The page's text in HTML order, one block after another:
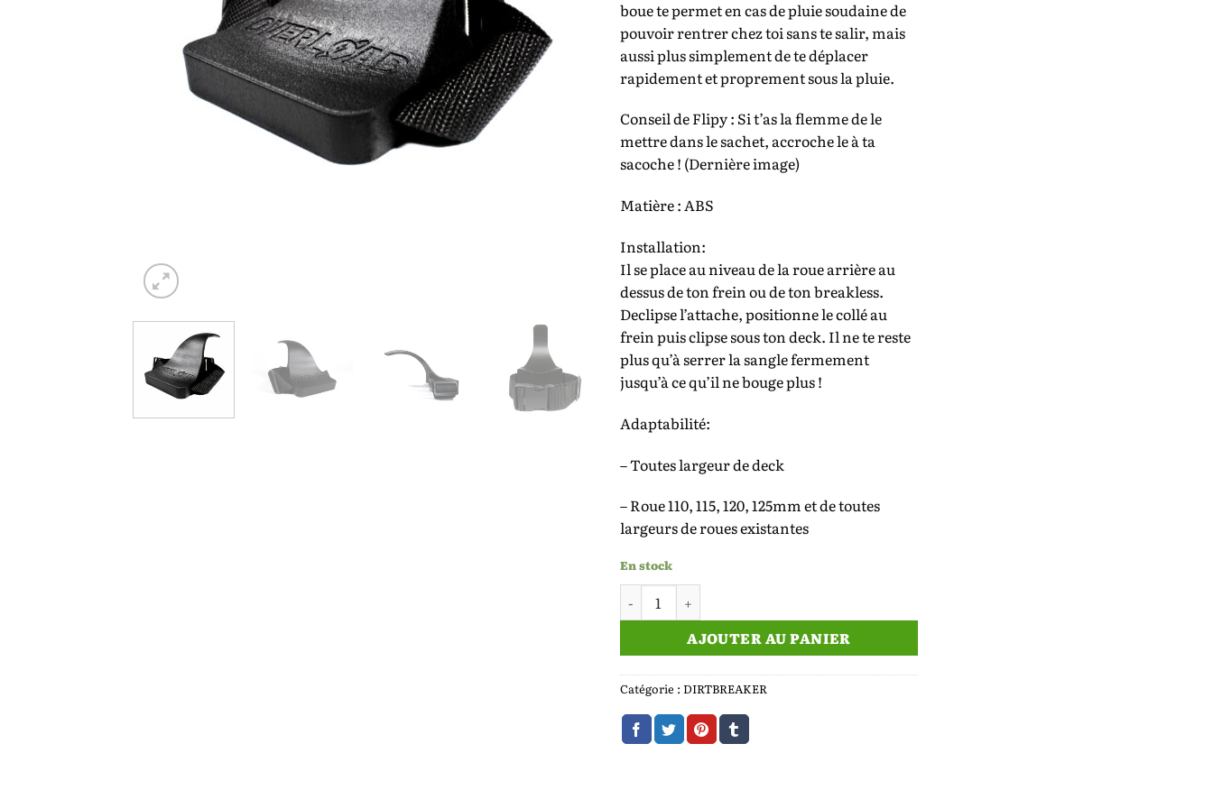
boue te permet en cas de pluie soudaine de
pouvoir rentrer chez toi sans te salir, mais
aussi plus simplement de te déplacer
rapidement et proprement sous la pluie.
Conseil de Flipy : Si t’as la flemme de le
mettre dans le sachet, accroche le à ta
sacoche ! (Dernière image)
Matière : ABS
Installation:
Il se place au niveau de la roue arrière au
dessus de ton frein ou de ton breakless.
Declipse l’attache, positionne le collé au
frein puis clipse sous ton deck. Il ne te reste
plus qu’à serrer la sangle fermement
jusqu’à ce qu’il ne bouge plus !
Adaptabilité:
– Toutes largeur de deck
– Roue 110, 115, 120, 125mm et de toutes
largeurs de roues existantes
En stock
quantité de THE OVERLOAD DIRTBREAKER
AJOUTER AU PANIER
Catégorie : DIRTBREAKER